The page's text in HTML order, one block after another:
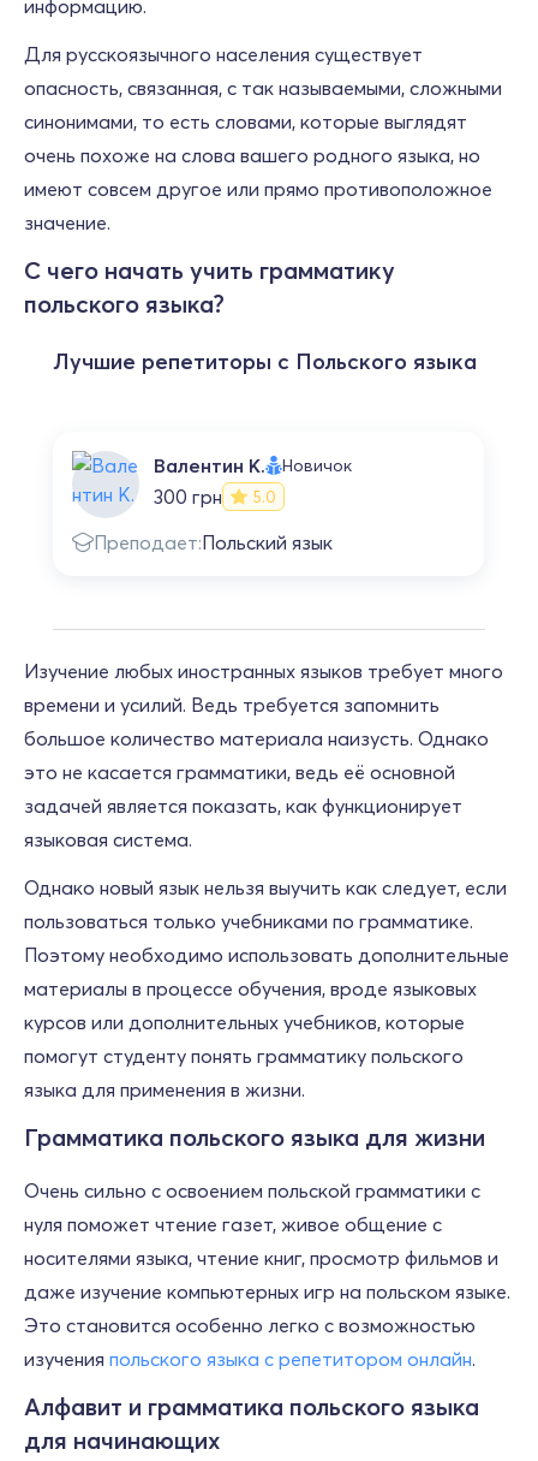
информацию.
Для русскоязычного населения существует
опасность, связанная, с так называемыми, сложными
синонимами, то есть словами, которые выглядят
очень похоже на слова вашего родного языка, но
имеют совсем другое или прямо противоположное
значение.
С чего начать учить грамматику
польского языка?
Лучшие репетиторы с Польского языка
Валентин К. Новичок
300 грн 5.0
Преподает:Польский язык
Изучение любых иностранных языков требует много
времени и усилий. Ведь требуется запомнить
большое количество материала наизусть. Однако
это не касается грамматики, ведь её основной
задачей является показать, как функционирует
языковая система.
Однако новый язык нельзя выучить как следует, если
пользоваться только учебниками по грамматике.
Поэтому необходимо использовать дополнительные
материалы в процессе обучения, вроде языковых
курсов или дополнительных учебников, которые
помогут студенту понять грамматику польского
языка для применения в жизни.
Грамматика польского языка для жизни
Очень сильно с освоением польской грамматики с
нуля поможет чтение газет, живое общение с
носителями языка, чтение книг, просмотр фильмов и
даже изучение компьютерных игр на польском языке.
Это становится особенно легко с возможностью
изучения польского языка с репетитором онлайн.
Алфавит и грамматика польского языка
для начинающих